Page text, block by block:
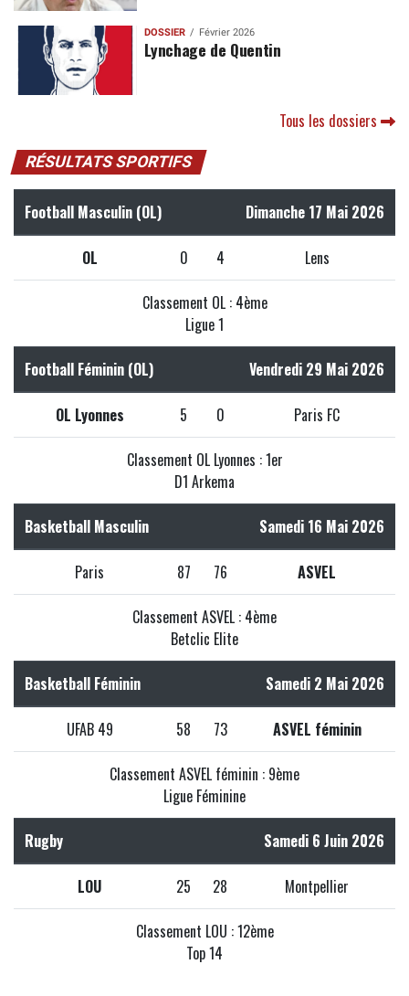
DOSSIER Février 2026
Lynchage de Quentin
Tous les dossiers
RÉSULTATS SPORTIFS
Football Masculin (OL) Dimanche 17 Mai 2026
OL 0 4 Lens
Classement OL : 4ème
Ligue 1
Football Féminin (OL) Vendredi 29 Mai 2026
OL Lyonnes 5 0 Paris FC
Classement OL Lyonnes : 1er
D1 Arkema
Basketball Masculin Samedi 16 Mai 2026
Paris 87 76 ASVEL
Classement ASVEL : 4ème
Betclic Elite
Basketball Féminin Samedi 2 Mai 2026
UFAB 49 58 73 ASVEL féminin
Classement ASVEL féminin : 9ème
Ligue Féminine
Rugby Samedi 6 Juin 2026
LOU 25 28 Montpellier
Classement LOU : 12ème
Top 14